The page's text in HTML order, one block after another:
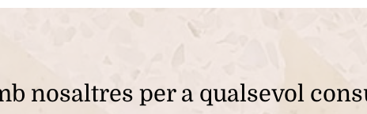
nosaltres per a qualsevol